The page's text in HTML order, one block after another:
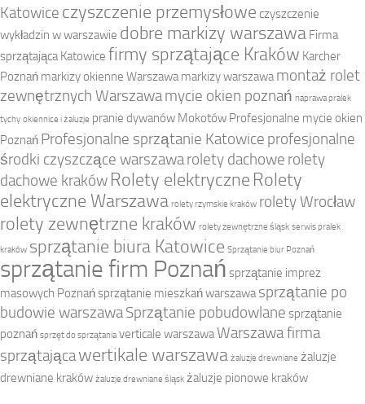
Katowice czyszczenie przemysłowe czyszczenie
wykładzin w warszawie dobre markizy warszawa Firma
sprzątająca Katowice firmy sprzątające Kraków Karcher
Poznań markizy okienne Warszawa markizy warszawa montaż rolet
zewnętrznych Warszawamycie okien poznań naprawa pralek
tychy okiennice i żaluzje pranie dywanów Mokotów Profesjonalne mycie okien
Poznań Profesjonalne sprzątanie Katowice profesjonalne
środki czyszczące warszawarolety dachowe rolety
dachowe kraków Rolety elektryczne Rolety
elektryczne Warszawa rolety rzymskie kraków rolety Wrocław
rolety zewnętrzne kraków rolety zewnętrzne śląsk serwis pralek
kraków sprzątanie biura Katowice Sprzątanie biur Poznań
sprzątanie firm Poznań sprzątanie imprez
masowych Poznańsprzątanie mieszkań warszawa sprzątanie po
budowie warszawaSprzątanie pobudowlane sprzątanie
poznań sprzęt do sprzątania verticale warszawaWarszawa firma
sprzątającawertikale warszawa żaluzje drewniane żaluzje
drewniane kraków żaluzje drewniane śląsk żaluzje pionowe kraków